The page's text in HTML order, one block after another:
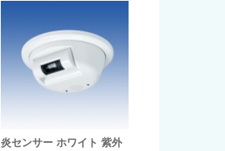
炎センサー ホワイト 紫外